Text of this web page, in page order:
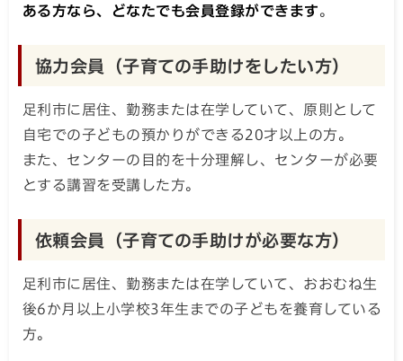
ある方なら、どなたでも会員登録ができます。
協力会員（子育ての手助けをしたい方）
足利市に居住、勤務または在学していて、原則として
自宅での子どもの預かりができる20才以上の方。
また、センターの目的を十分理解し、センターが必要
とする講習を受講した方。
依頼会員（子育ての手助けが必要な方）
足利市に居住、勤務または在学していて、おおむね生
後6か月以上小学校3年生までの子どもを養育している
方。